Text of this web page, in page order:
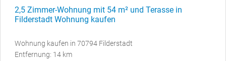
2,5 Zimmer-Wohnung mit 54 m² und Terasse in
Filderstadt Wohnung kaufen
Wohnung kaufen in 70794 Filderstadt
Entfernung: 14 km